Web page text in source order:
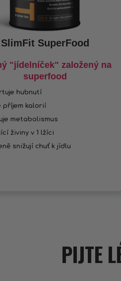
SlimFit SuperFood
"jídelníček" založený na
superfood
hubnutí
příjem kalorií
metabolismus
živiny v 1 lžíci
snižují chuť k jídlu
PIJTE